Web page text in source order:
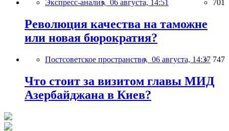
Экспресс-анализ, 06 августа, 14:51 701
Революция качества на таможне
или новая бюрократия?
Постсоветское пространство, 06 августа, 14:37 747
Что стоит за визитом главы МИД
Азербайджана в Киев?